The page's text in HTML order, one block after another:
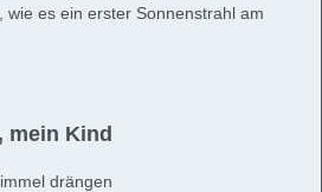
wie es ein erster Sonnenstrahl am
mein Kind
drängen